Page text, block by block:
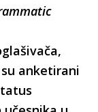
anketirani